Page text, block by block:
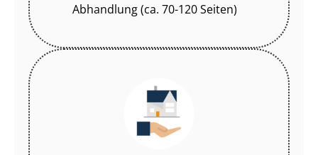
Abhandlung (ca. 70-120 Seiten)